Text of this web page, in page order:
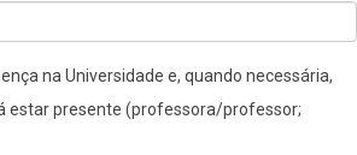
na Universidade e, quando necessária,
estar presente (professora/professor;